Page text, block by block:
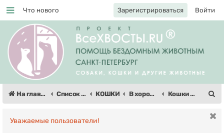
Что нового Войти
Зарегистрироваться
Регистрация
На главную Список форумов КОШКИ В хорошие руки (кошки) Кошки в дом: Москва
Уважаемые пользователи!